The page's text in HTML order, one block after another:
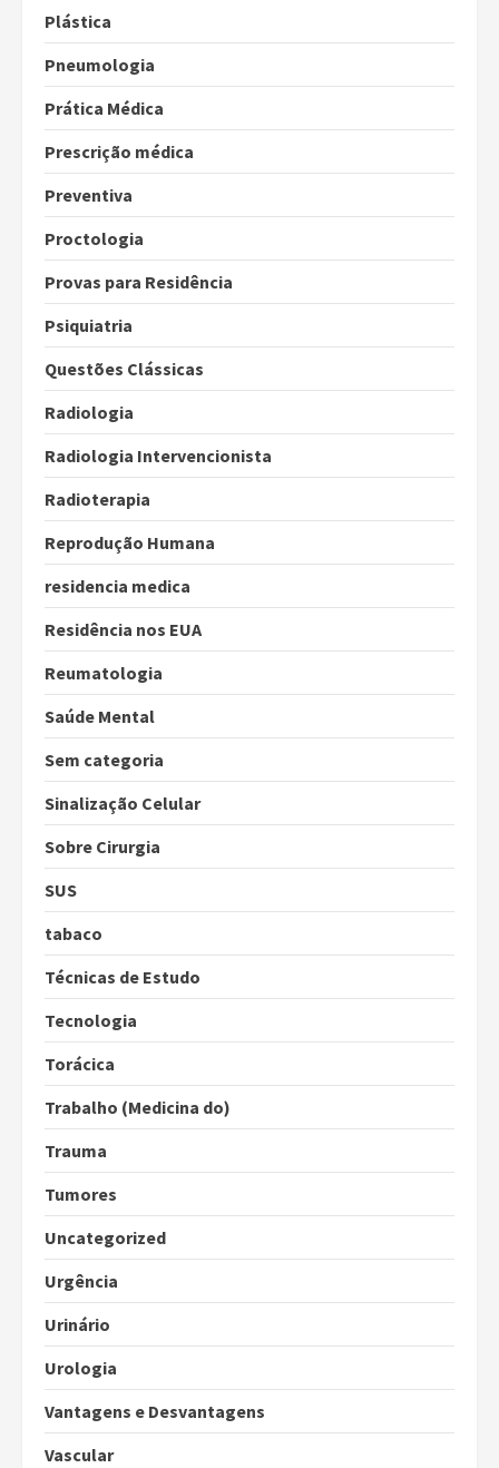
Plástica
Pneumologia
Prática Médica
Prescrição médica
Preventiva
Proctologia
Provas para Residência
Psiquiatria
Questões Clássicas
Radiologia
Radiologia Intervencionista
Radioterapia
Reprodução Humana
residencia medica
Residência nos EUA
Reumatologia
Saúde Mental
Sem categoria
Sinalização Celular
Sobre Cirurgia
SUS
tabaco
Técnicas de Estudo
Tecnologia
Torácica
Trabalho (Medicina do)
Trauma
Tumores
Uncategorized
Urgência
Urinário
Urologia
Vantagens e Desvantagens
Vascular